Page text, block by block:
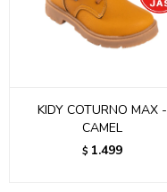
KIDY COTURNO MAX -
CAMEL
$ 1.499